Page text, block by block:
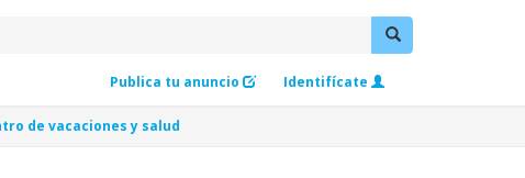
Publica tu anuncio Identifícate
de vacaciones y salud